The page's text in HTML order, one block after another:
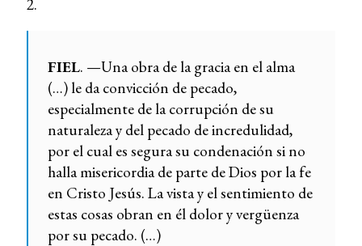
2.
FIEL. —Una obra de la gracia en el alma
(…) le da convicción de pecado,
especialmente de la corrupción de su
naturaleza y del pecado de incredulidad,
por el cual es segura su condenación si no
halla misericordia de parte de Dios por la fe
en Cristo Jesús. La vista y el sentimiento de
estas cosas obran en él dolor y vergüenza
por su pecado. (…)